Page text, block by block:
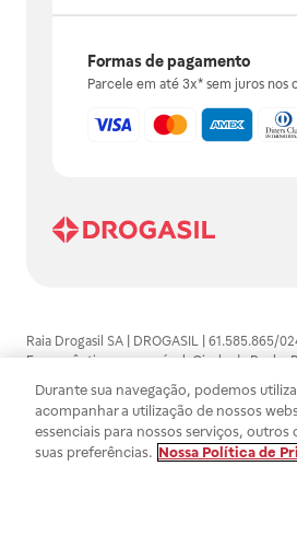
Formas de pagamento
Parcele em até 3x* sem juros
Raia Drogasil SA | DROGASIL | 61.585.865/
Farmacêutico responsável: Gisele da Penha
automedicação e não substituem, em
persistirem os sintomas, um médico deverá
SA trabalha com as tecnologias mais
efetuados estão sujeitos à confirmação da
Durante sua navegação, podemos
acompanhar a utilização de nossos
essenciais para nossos serviços,
suas preferências. Nossa Política de